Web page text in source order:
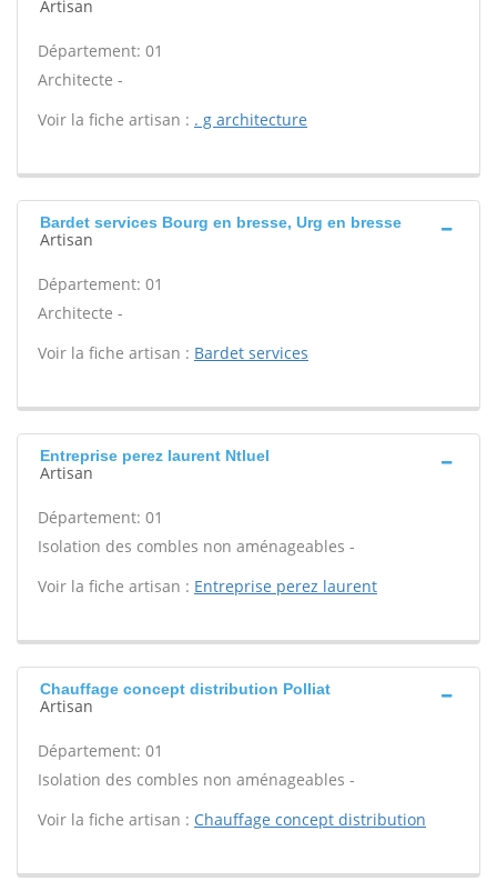
Artisan
Département: 01
Architecte -
Voir la fiche artisan : . g architecture
Bardet services Bourg en bresse, Urg en bresse
Artisan
Département: 01
Architecte -
Voir la fiche artisan : Bardet services
Entreprise perez laurent Ntluel
Artisan
Département: 01
Isolation des combles non aménageables -
Voir la fiche artisan : Entreprise perez laurent
Chauffage concept distribution Polliat
Artisan
Département: 01
Isolation des combles non aménageables -
Voir la fiche artisan : Chauffage concept distribution